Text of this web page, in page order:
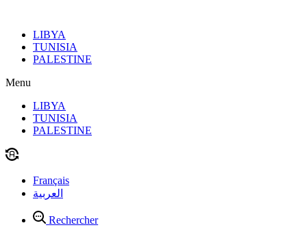
contenuLIBYA
TUNISIA
PALESTINE
Menu
LIBYA
TUNISIA
PALESTINE
Français
العربية
Rechercher